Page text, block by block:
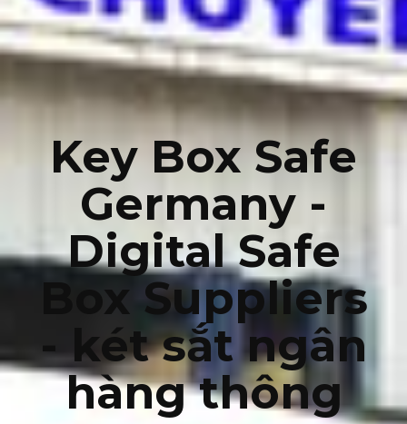
Key Box Safe
Germany -
Digital Safe
Box Suppliers
- két sắt ngân
hàng thông